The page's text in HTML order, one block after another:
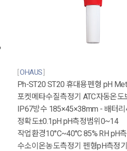
OHAUS
Ph-ST20 ST20 휴대용펜형 pH
포켓메타수질측정기 ATC자동온도
IP67방수 185×45×38mm - 배터리
정확도±0.1pH pH측정범위0~14
작업환경10°C~40°C 85% RH pH측
수소이온농도측정기 펜형pH측정기